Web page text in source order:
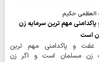
العظمی حکیم
مهم ترین سرمایه زن
است
عفت و پاکدامنی مهم ترین
زن مسلمان است و اگر زن